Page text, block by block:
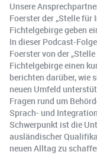
Unsere
Foerster der „Stelle
Fichtelgebirge geben
In dieser Podcast-
Foerster von der
Fichtelgebirge einen
berichten darüber, wie
neuen Umfeld
Fragen rund um
Sprach- und
Schwerpunkt ist die
ausländischer
neuen Alltag zu